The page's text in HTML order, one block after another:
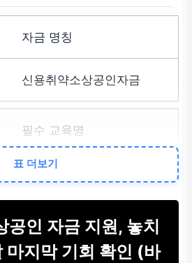
자금 명칭
신용취약소상공인자금
필수 교육명
‘신용관리의 새로운 지평
필수 수료 조건
표 더보기
인 자금 지원, 놓치
마지막 기회 확인 (바